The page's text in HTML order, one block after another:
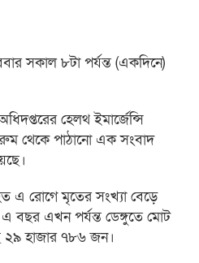
সকাল ৮টা পর্যন্ত (একদিনে)
হেলথ ইমার্জেন্সি
থেকে পাঠানো এক সংবাদ
এ রোগে মৃতের সংখ্যা বেড়ে
বছর এখন পর্যন্ত ডেঙ্গুতে মোট
২৯ হাজার ৭৮৬ জন।